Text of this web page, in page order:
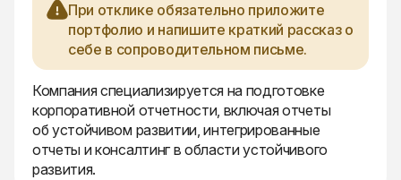
При отклике обязательно приложите
портфолио и напишите краткий рассказ о
себе в сопроводительном письме.
Компания специализируется на подготовке
корпоративной отчетности, включая отчеты
об устойчивом развитии, интегрированные
отчеты и консалтинг в области устойчивого
развития.